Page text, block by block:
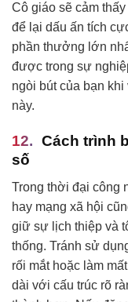
Cô giáo sẽ cảm
để lại dấu ấn tích
phần thưởng lớn
được trong sự
ngòi bút của bạn
này.
Cách trình
số
Trong thời đại công
hay mạng xã hội
giữ sự lịch thiệp và
thống. Tránh sử
rối mắt hoặc làm
dài với cấu trúc rõ